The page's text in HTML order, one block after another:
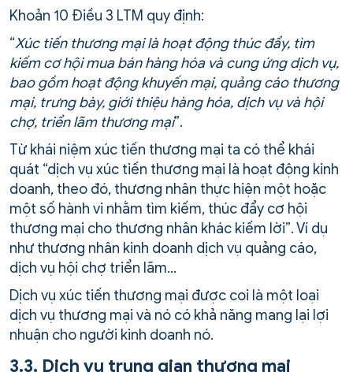
Khoản 10 Điều 3 LTM quy định:
“Xúc tiến thương mại là hoạt động thúc đẩy, tìm
kiếm cơ hội mua bán hàng hóa và cung ứng dịch vụ,
bao gồm hoạt động khuyến mại, quảng cáo thương
mại, trưng bày, giới thiệu hàng hóa, dịch vụ và hội
chợ, triển lãm thương mại”.
Từ khái niệm xúc tiến thương mại ta có thể khái
quát “dịch vụ xúc tiến thương mại là hoạt động kinh
doanh, theo đó, thương nhân thực hiện một hoặc
một số hành vi nhằm tìm kiếm, thúc đẩy cơ hội
thương mại cho thương nhân khác kiếm lời”. Ví dụ
như thương nhân kinh doanh dịch vụ quảng cáo,
dịch vụ hội chợ triển lãm…
Dịch vụ xúc tiến thương mại được coi là một loại
dịch vụ thương mại và nó có khả năng mang lại lợi
nhuận cho người kinh doanh nó.
3.3. Dịch vụ trung gian thương mại